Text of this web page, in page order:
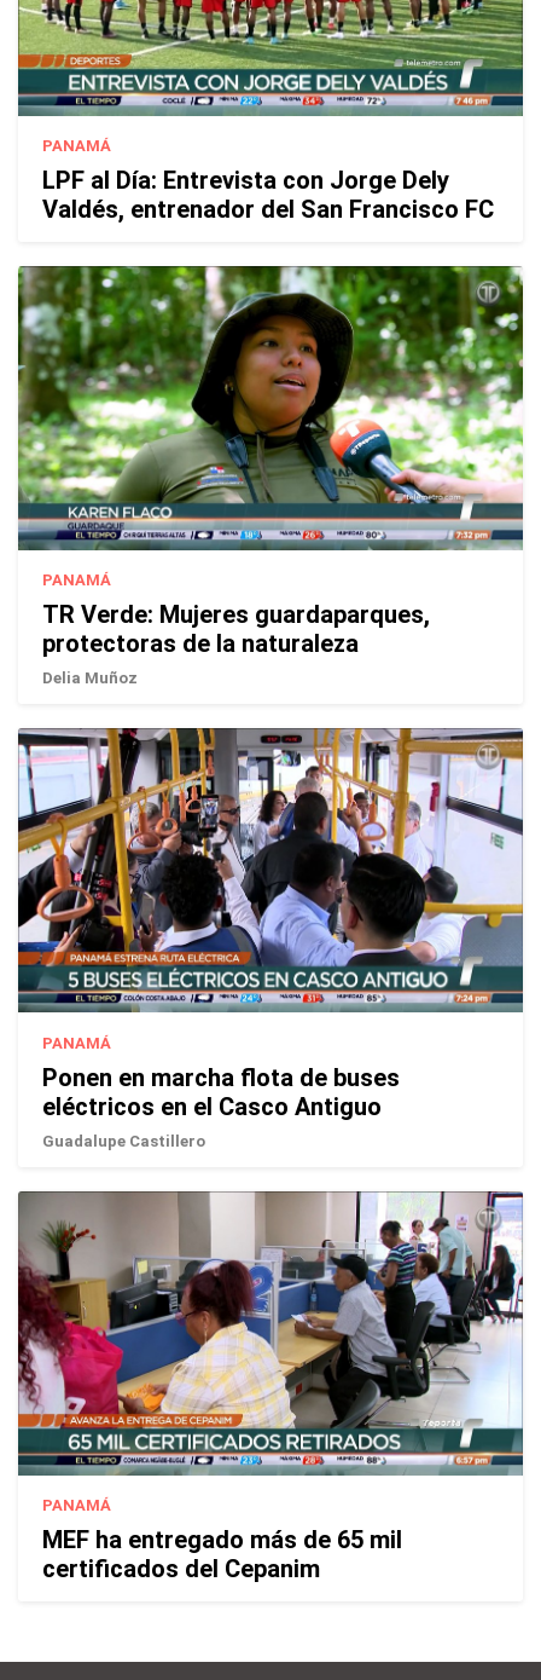
PANAMÁ
LPF al Día: Entrevista con Jorge Dely
Valdés, entrenador del San Francisco FC
PANAMÁ
TR Verde: Mujeres guardaparques,
protectoras de la naturaleza
Delia Muñoz
PANAMÁ
Ponen en marcha flota de buses
eléctricos en el Casco Antiguo
Guadalupe Castillero
PANAMÁ
MEF ha entregado más de 65 mil
certificados del Cepanim